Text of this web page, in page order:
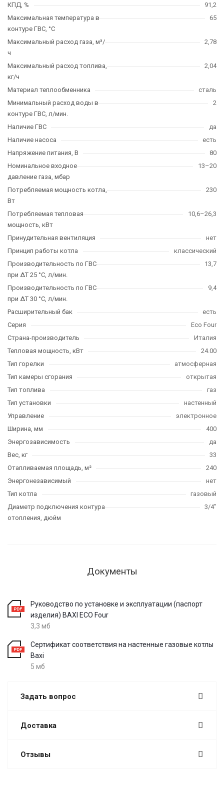
КПД, %
91,2
Максимальная температура в
контуре ГВС, °C
65
Максимальный расход газа, м³/
ч
2,78
Максимальный расход топлива,
кг/ч
2,04
Материал теплообменника
сталь
Минимальный расход воды в
контуре ГВС, л/мин.
2
Наличие ГВС
да
Наличие насоса
есть
Напряжение питания, В
80
Номинальное входное
давление газа, мбар
13–20
Потребляемая мощность котла,
Вт
230
Потребляемая тепловая
мощность, кВт
10,6–26,3
Принудительная вентиляция
нет
Принцип работы котла
классический
Производительность по ГВС
при ΔT 25 °C, л/мин.
13,7
Производительность по ГВС
при ΔT 30 °C, л/мин.
9,4
Расширительный бак
есть
Серия
Eco Four
Страна-производитель
Италия
Тепловая мощность, кВт
24.00
Тип горелки
атмосферная
Тип камеры сгорания
открытая
Тип топлива
газ
Тип установки
настенный
Управление
электронное
Ширина, мм
400
Энергозависимость
да
Вес, кг
33
Отапливаемая площадь, м²
240
Энергонезависимый
нет
Тип котла
газовый
Диаметр подключения контура
отопления, дюйм
3/4"
Документы
Руководство по установке и эксплуатации (паспорт
изделия) BAXI ECO Four
3,3 мб
Сертификат соответствия на настенные газовые котлы
Baxi
5 мб
Задать вопрос
Доставка
Отзывы